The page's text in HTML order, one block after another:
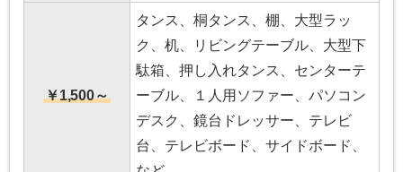
￥1,500～
タンス、桐タンス、棚、大型ラッ
ク、机、リビングテーブル、大型下
駄箱、押し入れタンス、センターテ
ーブル、１人用ソファー、パソコン
デスク、鏡台ドレッサー、テレビ
台、テレビボード、サイドボード、